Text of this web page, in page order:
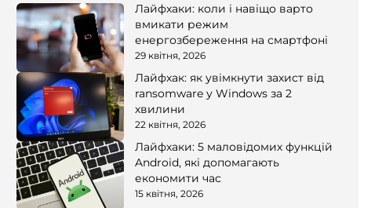
Лайфхаки: коли і навіщо варто
вмикати режим
енергозбереження на смартфоні
29 квітня, 2026
Лайфхак: як увімкнути захист від
ransomware у Windows за 2
хвилини
22 квітня, 2026
Лайфхаки: 5 маловідомих функцій
Android, які допомагають
економити час
15 квітня, 2026